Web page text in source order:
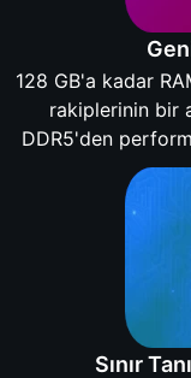
128 GB'a kadar
rakiplerinin bir
DDR5'den
Sınır